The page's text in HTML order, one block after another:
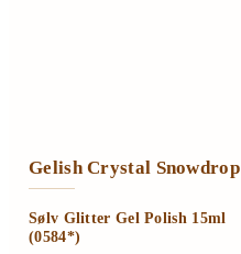
Gelish Crystal Snowdrop
Sølv Glitter Gel Polish 15ml
(0584*)